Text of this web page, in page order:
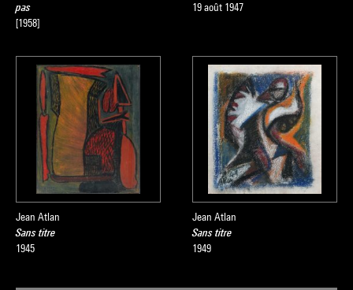
pas
[1958]
19 août 1947
Jean Atlan
Sans titre
1945
Jean Atlan
Sans titre
1949